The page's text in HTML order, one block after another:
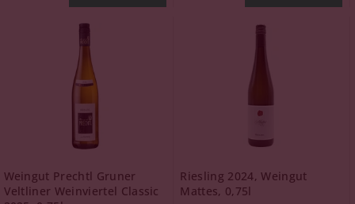
Weingut Prechtl Gruner
Veltliner Weinviertel Classic
Riesling 2024, Weingut
Mattes, 0,75l